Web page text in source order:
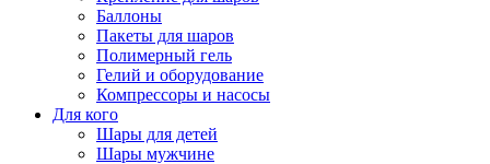
Баллоны
Пакеты для шаров
Полимерный гель
Гелий и оборудование
Компрессоры и насосы
Для кого
Шары для детей
Шары мужчине